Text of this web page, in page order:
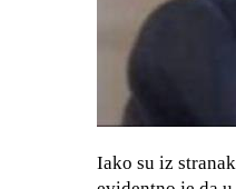
Iako su iz